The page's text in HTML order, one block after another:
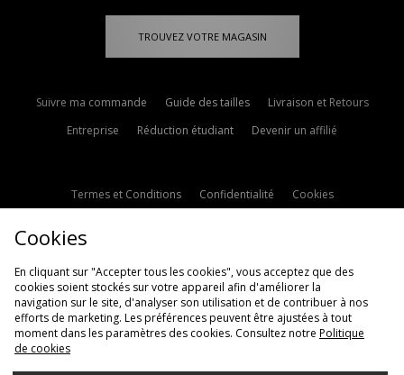
TROUVEZ VOTRE MAGASIN
Suivre ma commande Guide des tailles
Livraison et Retours
Entreprise
Réduction étudiant Devenir un affilié
Termes et Conditions Confidentialité
Cookies
Politique d'avis en ligne
Cookies
En cliquant sur "Accepter tous les cookies", vous acceptez que des
cookies soient stockés sur votre appareil afin d'améliorer la
navigation sur le site, d'analyser son utilisation et de contribuer à nos
efforts de marketing. Les préférences peuvent être ajustées à tout
moment dans les paramètres des cookies. Consultez notre Politique
de cookies